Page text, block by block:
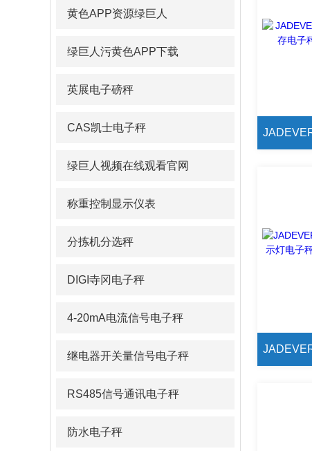
黄色APP资源绿巨人
绿巨人污黄色APP下载
英展电子磅秤
CAS凯士电子秤
绿巨人视频在线观看官网
称重控制显示仪表
分拣机分选秤
DIGI寺冈电子秤
4-20mA电流信号电子秤
继电器开关量信号电子秤
RS485信号通讯电子秤
防水电子秤